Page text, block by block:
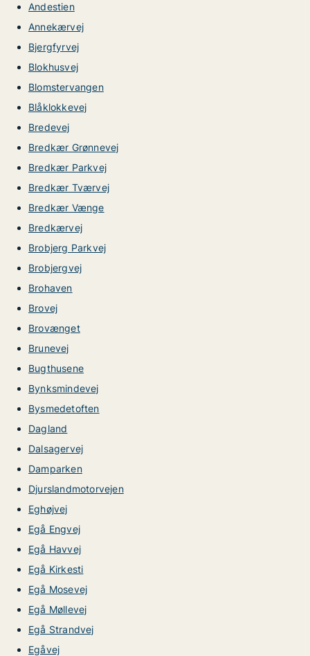
Andestien
Annekærvej
Bjergfyrvej
Blokhusvej
Blomstervangen
Blåklokkevej
Bredevej
Bredkær Grønnevej
Bredkær Parkvej
Bredkær Tværvej
Bredkær Vænge
Bredkærvej
Brobjerg Parkvej
Brobjergvej
Brohaven
Brovej
Brovænget
Brunevej
Bugthusene
Bynksmindevej
Bysmedetoften
Dagland
Dalsagervej
Damparken
Djurslandmotorvejen
Eghøjvej
Egå Engvej
Egå Havvej
Egå Kirkesti
Egå Mosevej
Egå Møllevej
Egå Strandvej
Egåvej